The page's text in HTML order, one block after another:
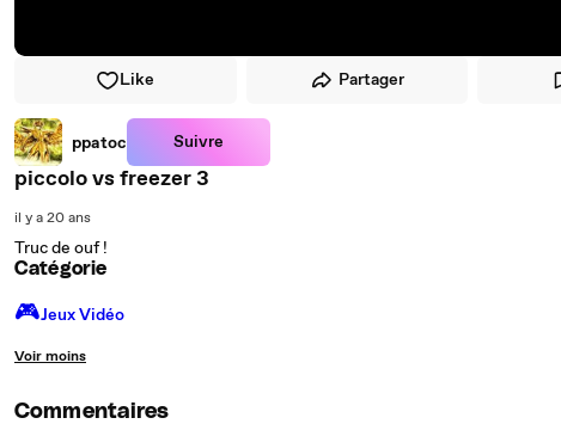
Like Partager
ppatoc Suivre
piccolo vs freezer 3
il y a 20 ans
Truc de ouf !
Catégorie
🎮️Jeux Vidéo
Voir moins
Commentaires